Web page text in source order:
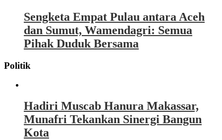
Sengketa Empat Pulau antara Aceh
dan Sumut, Wamendagri: Semua
Pihak Duduk Bersama
Politik
Hadiri Muscab Hanura Makassar,
Munafri Tekankan Sinergi Bangun
Kota